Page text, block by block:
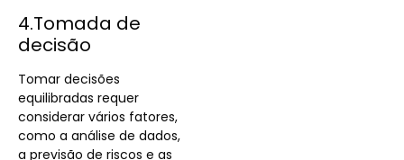
4.Tomada de
decisão
Tomar decisões
equilibradas requer
considerar vários fatores,
como a análise de dados,
a previsão de riscos e as